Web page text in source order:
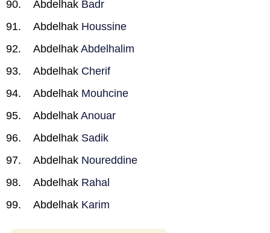
Abdelhak Badr
Abdelhak Houssine
Abdelhak Abdelhalim
Abdelhak Cherif
Abdelhak Mouhcine
Abdelhak Anouar
Abdelhak Sadik
Abdelhak Noureddine
Abdelhak Rahal
Abdelhak Karim